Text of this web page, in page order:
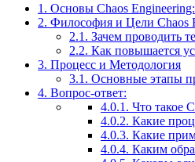
1. Основы Chaos
2. Философия и Цели Chaos
2.1. Зачем проводить
2.2. Как повышается
3. Процесс и Методология
3.1. Основные этапы
4. Вопрос-ответ:
4.0.1. Что такое
4.0.2. Какие
4.0.3. Какие
4.0.4. Каким